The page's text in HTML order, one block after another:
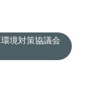
境対策協議会